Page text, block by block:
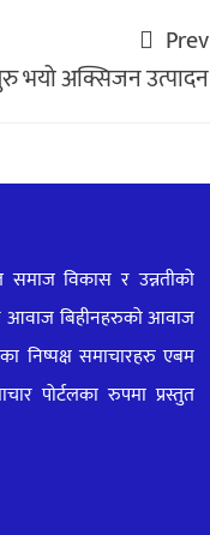
Prev
भयो अक्सिजन उत्पादन
विकास र उन्नतीको
आवाज बिहीनहरुको आवाज
निष्पक्ष समाचारहरु एबम
पोर्टलका रुपमा प्रस्तुत